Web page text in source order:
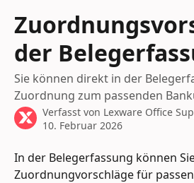
der
Sie können direkt in der
Zuordnung zum passenden
Verfasst von Lexware Office
10. Februar 2026
In der Belegerfassung können
Zuordnungvorschläge für